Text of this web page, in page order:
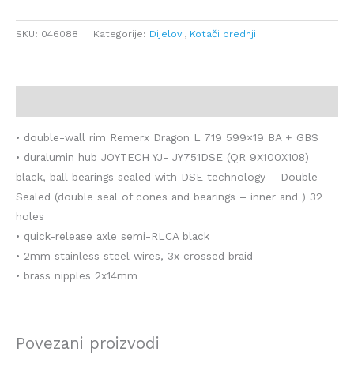
SKU: 046088 Kategorije: Dijelovi, Kotači prednji
• double-wall rim Remerx Dragon L 719 599×19 BA + GBS
• duralumin hub JOYTECH YJ- JY751DSE (QR 9X100X108)
black, ball bearings sealed with DSE technology – Double
Sealed (double seal of cones and bearings – inner and ) 32
holes
• quick-release axle semi-RLCA black
• 2mm stainless steel wires, 3x crossed braid
• brass nipples 2x14mm
Povezani proizvodi